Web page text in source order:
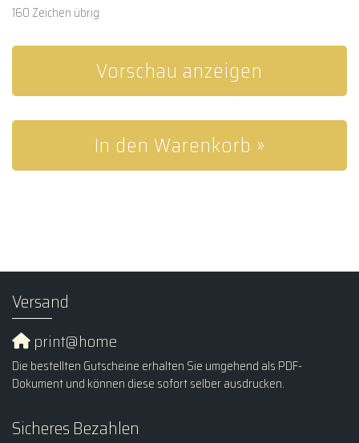
160 Zeichen übrig
Vorschau anzeigen
In den Warenkorb »
Versand
print@home
Die bestellten Gutscheine erhalten Sie umgehend als PDF-
Dokument und können diese sofort selber ausdrucken.
Sicheres Bezahlen